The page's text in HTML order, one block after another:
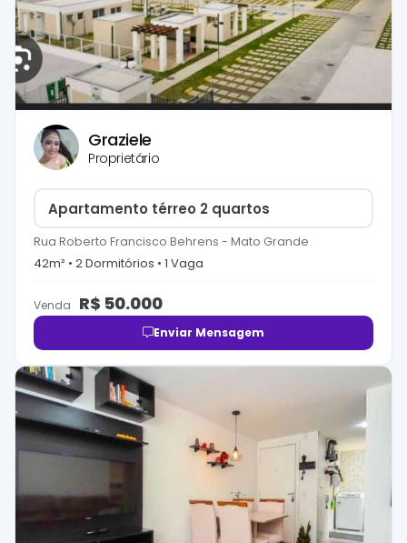
Graziele
Proprietário
Apartamento térreo 2 quartos
Rua Roberto Francisco Behrens - Mato Grande
42m² • 2Dormitórios • 1 Vaga
Venda R$ 50.000
Enviar Mensagem